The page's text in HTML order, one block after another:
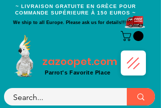
~ LIVRAISON GRATUITE EN GRÈCE POUR
COMMANDE SUPÉRIEURE À 150 EUROS ~
We ship to all Europe. Please ask us for details!!!
zazoopet.com
Parrot's Favorite Place